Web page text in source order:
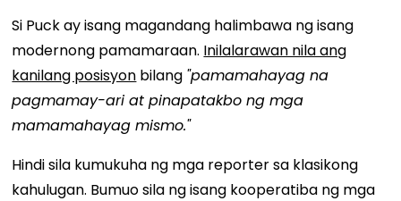
Si Puck ay isang magandang halimbawa ng isang
modernong pamamaraan. Inilalarawan nila ang
kanilang posisyon bilang "pamamahayag na
pagmamay-ari at pinapatakbo ng mga
mamamahayag mismo."
Hindi sila kumukuha ng mga reporter sa klasikong
kahulugan. Bumuo sila ng isang kooperatiba ng mga